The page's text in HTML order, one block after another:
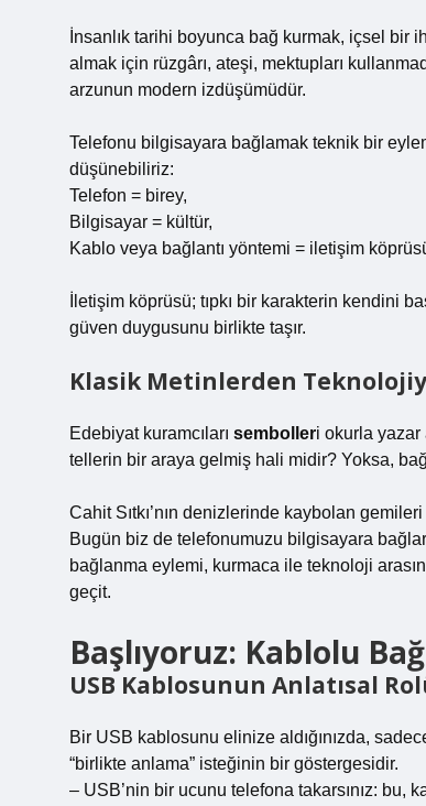
İnsanlık tarihi boyunca bağ kurmak, içsel bir
almak için rüzgârı, ateşi, mektupları
arzunun modern izdüşümüdür.
Telefonu bilgisayara bağlamak teknik bir
düşünebiliriz:
Telefon = birey,
Bilgisayar = kültür,
Kablo veya bağlantı yöntemi = iletişim
İletişim köprüsü; tıpkı bir karakterin kendini
güven duygusunu birlikte taşır.
Klasik Metinlerden
Edebiyat kuramcıları sembolleri okurla yazar
tellerin bir araya gelmiş hali midir? Yoksa,
Cahit Sıtkı’nın denizlerinde kaybolan
Bugün biz de telefonumuzu bilgisayara
bağlanma eylemi, kurmaca ile teknoloji
geçit.
Başlıyoruz: Kablolu
USB Kablosunun Anlatısal
Bir USB kablosunu elinize aldığınızda,
“birlikte anlama” isteğinin bir göstergesidir.
– USB’nin bir ucunu telefona takarsınız: bu,